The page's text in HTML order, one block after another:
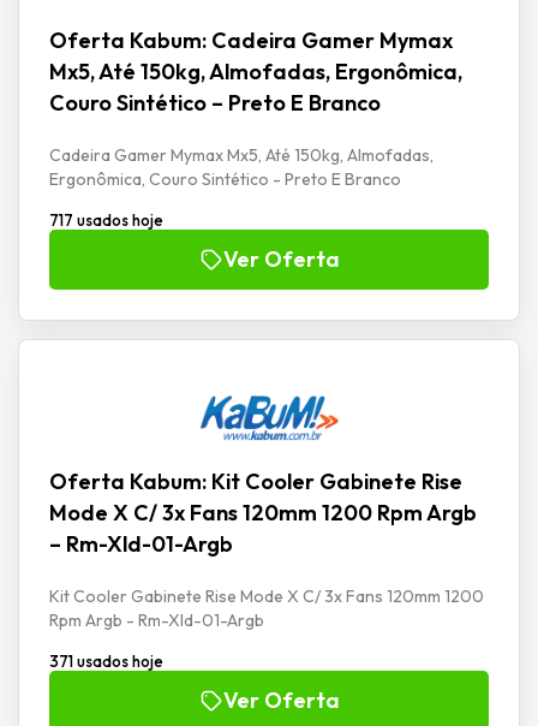
Oferta Kabum: Cadeira Gamer Mymax
Mx5, Até 150kg, Almofadas, Ergonômica,
Couro Sintético – Preto E Branco
Cadeira Gamer Mymax Mx5, Até 150kg, Almofadas,
Ergonômica, Couro Sintético - Preto E Branco
717 usados hoje
Ver Oferta
Oferta Kabum: Kit Cooler Gabinete Rise
Mode X C/ 3x Fans 120mm 1200 Rpm Argb
– Rm-Xld-01-Argb
Kit Cooler Gabinete Rise Mode X C/ 3x Fans 120mm 1200
Rpm Argb - Rm-Xld-01-Argb
371 usados hoje
Ver Oferta